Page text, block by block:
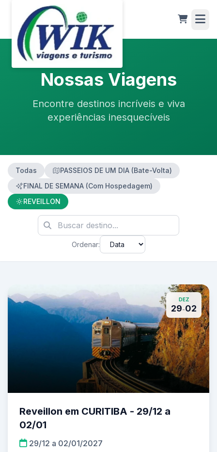
Nossas Viagens
Encontre destinos incríveis e viva
experiências inesquecíveis
Todas
PASSEIOS DE UM DIA (Bate-Volta)
FINAL DE SEMANA (Com Hospedagem)
REVEILLON
Ordenar:
DEZ
29-02
Reveillon em CURITIBA - 29/12 a
02/01
29/12 a 02/01/2027